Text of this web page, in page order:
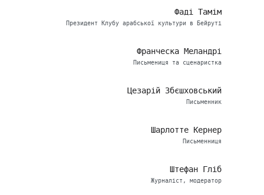
Фаді Тамім
Президент Клубу арабської культури в Бейруті
Франческа Меландрі
Письмениця та сценаристка
Цезарій Збєшховський
Письменник
Шарлотте Кернер
Письменниця
Штефан Гліб
Журналіст, модератор